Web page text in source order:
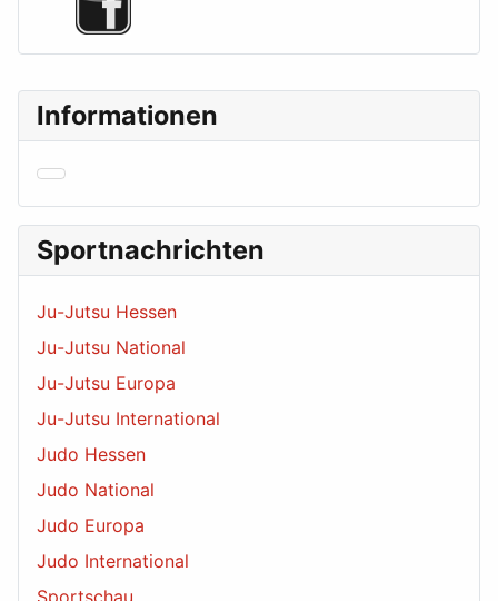
Informationen
Sportnachrichten
Ju-Jutsu Hessen
Ju-Jutsu National
Ju-Jutsu Europa
Ju-Jutsu International
Judo Hessen
Judo National
Judo Europa
Judo International
Sportschau